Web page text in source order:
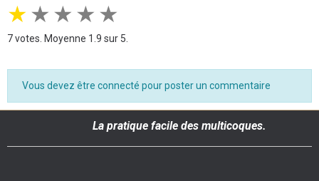
★★ ★ ★ ★
7votes. Moyenne 1.9 sur 5.
Vous devez être connecté pour poster un commentaire
La pratique facile des multicoques.